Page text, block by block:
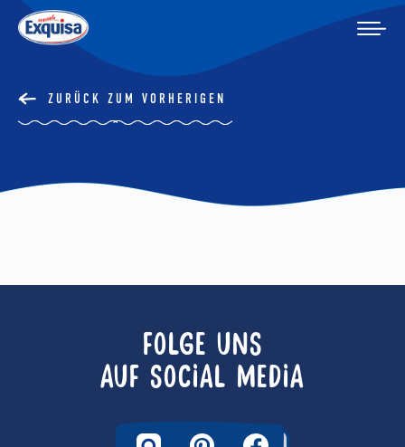
ZURÜCK ZUM VORHERIGEN
FOLGE UNS
AUF SOCIAL MEDIA